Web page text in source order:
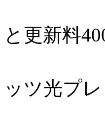
と更新料
ッツ光プ